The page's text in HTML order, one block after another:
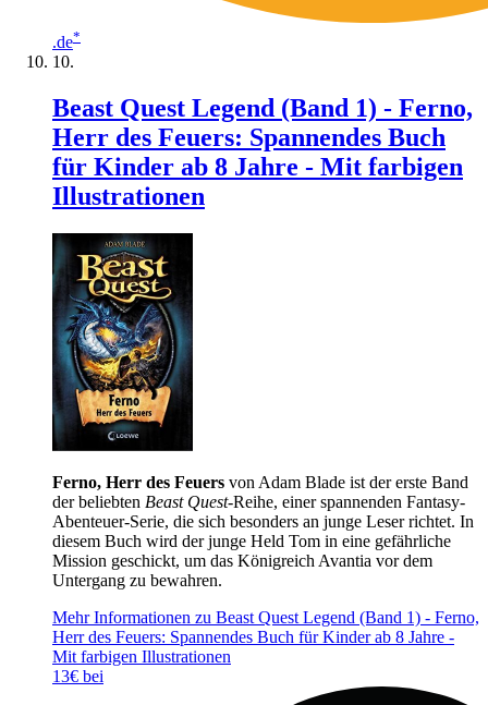
.de*
Beast Quest Legend (Band 1) - Ferno,
Herr des Feuers: Spannendes Buch
für Kinder ab 8 Jahre - Mit farbigen
Illustrationen
Ferno, Herr des Feuers von Adam Blade ist der erste Band
der beliebten Beast Quest-Reihe, einer spannenden Fantasy-
Abenteuer-Serie, die sich besonders an junge Leser richtet. In
diesem Buch wird der junge Held Tom in eine gefährliche
Mission geschickt, um das Königreich Avantia vor dem
Untergang zu bewahren.
Mehr Informationen zu Beast Quest Legend (Band 1) - Ferno,
Herr des Feuers: Spannendes Buch für Kinder ab 8 Jahre -
Mit farbigen Illustrationen
13€ bei